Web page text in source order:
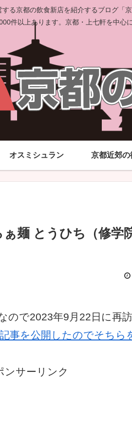
る京都の飲食新店を紹介するブログ
件以上あります。京都・上七軒を中心
オスミシュラン 京都近郊の
麺 とうひち（修学
ので2023年9月22日に再訪
事を公開したのでそちら
ンサーリンク